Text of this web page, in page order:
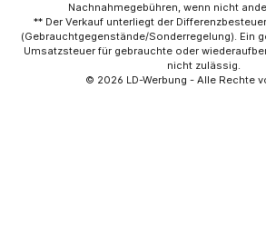
Nachnahmegebühren, wenn nicht
** Der Verkauf unterliegt der
(Gebrauchtgegenstände/Sonderregelung). Ein
Umsatzsteuer für gebrauchte oder
nicht zulässig.
© 2026 LD-Werbung - Alle Rechte